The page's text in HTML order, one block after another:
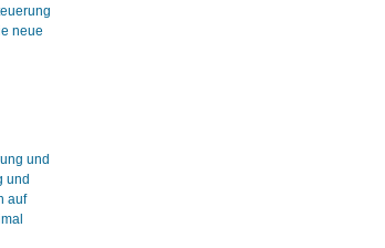
neue
und
und
auf